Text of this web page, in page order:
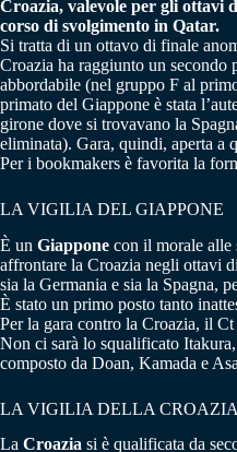
Croazia, valevole per gli ottavi
corso di svolgimento in Qatar.
Si tratta di un ottavo di finale
Croazia ha raggiunto un secondo
abbordabile (nel gruppo F al
primato del Giappone è stata
girone dove si trovavano la
eliminata). Gara, quindi, aperta a
Per i bookmakers è favorita la
LA VIGILIA DEL GIAPPONE
È un Giappone con il morale alle
affrontare la Croazia negli ottavi
sia la Germania e sia la Spagna,
È stato un primo posto tanto
Per la gara contro la Croazia, il
Non ci sarà lo squalificato
composto da Doan, Kamada e
LA VIGILIA DELLA CROAZIA
La Croazia si è qualificata da